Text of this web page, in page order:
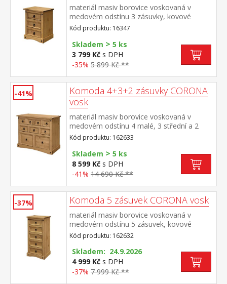
materiál masiv borovice voskovaná v
medovém odstínu 3 zásuvky, kovové
ozdobné úchytky součást sestavy Corona
Kód produktu: 16347
Skladem > 5 ks
3 799 Kč s DPH
-35% 5 899 Kč **
-41%
Komoda 4+3+2 zásuvky CORONA
vosk
materiál masiv borovice voskovaná v
medovém odstínu 4 malé, 3 střední a 2
velké zásuvky, kovové ozdobné úchytky
součást sestavy Corona
Kód produktu: 162633
Skladem > 5 ks
8 599 Kč s DPH
-41% 14 690 Kč **
-37% Komoda 5 zásuvek CORONA vosk
materiál masiv borovice voskovaná v
medovém odstínu 5 zásuvek, kovové
ozdobné úchytky součást sestavy Corona
Kód produktu: 162632
Skladem: 24.9.2026
4 999 Kč s DPH
-37% 7 999 Kč **